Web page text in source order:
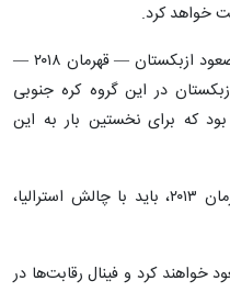
در گروه C، امید تیم‌ها برای ممانعت از صعود ازبکستان — قهرمان ۲۰۱۸ —
در این گروه کره جنوبی
بود که برای نخستین بار به این
در گروه D، عراق، تیم صدرنشین و قهرمان ۲۰۱۳، باید با چالش استرالیا،
خواهند کرد و فینال رقابت‌ها در